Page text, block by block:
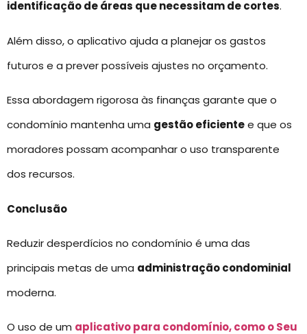
identificação de áreas que necessitam de cortes.
Além disso, o aplicativo ajuda a planejar os gastos
futuros e a prever possíveis ajustes no orçamento.
Essa abordagem rigorosa às finanças garante que o
condomínio mantenha uma gestão eficientee que os
moradores possam acompanhar o uso transparente
dos recursos.
Conclusão
Reduzir desperdícios no condomínio é uma das
principais metas de uma administração condominial
moderna.
O uso de um aplicativo para condomínio, como o Seu